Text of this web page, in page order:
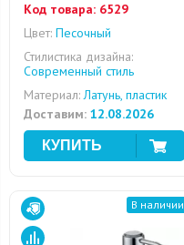
Код товара: 6529
Цвет: Песочный
Стилистика дизайна:
Современный стиль
Материал:Латунь, пластик
Доставим: 12.08.2026
В наличии